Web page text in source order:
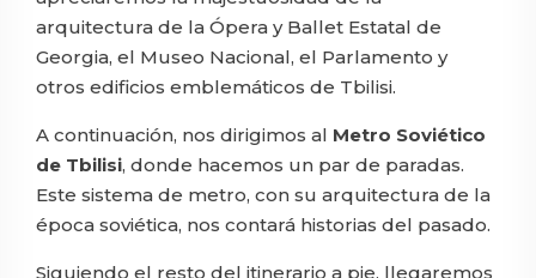
arquitectura de la Ópera y Ballet Estatal de
Georgia, el Museo Nacional, el Parlamento y
otros edificios emblemáticos de Tbilisi.
A continuación, nos dirigimos al Metro Soviético
de Tbilisi, donde hacemos un par de paradas.
Este sistema de metro, con su arquitectura de la
época soviética, nos contará historias del pasado.
Siguiendo el resto del itinerario a pie, llegaremos